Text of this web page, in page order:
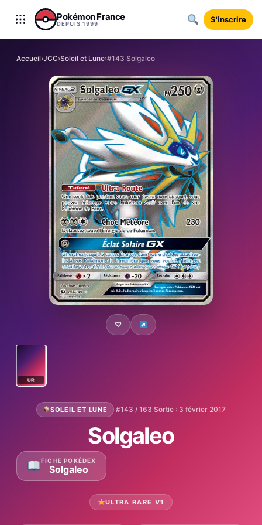
Aller au contenu
Pokémon France
DEPUIS 1999 S'inscrire
Accueil›JCC›Soleil et Lune›#143 Solgaleo
♡
UR
SOLEIL ET LUNE ·#143 / 163·Sortie : 3 février 2017
Solgaleo
FICHE POKÉDEX
Solgaleo
ULTRA RARE V1